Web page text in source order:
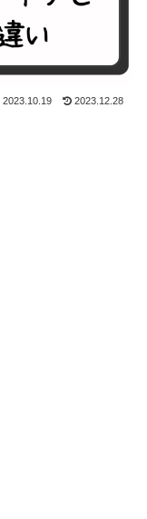
2023.10.19 2023.12.28